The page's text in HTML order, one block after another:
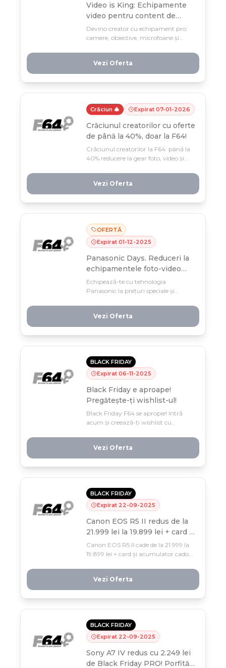
Video is King: Echipamente
video pentru content de
calitate cu până la -40% 🏷️
Devino creator cu echipament pro:
camere, obiective, microfoane și
trebuie pentru videoclipuri de
calitate!
Vezi Oferta
Crăciun 🎄 Expirat 07-01-2026
Crăciunul creatorilor cu oferte
de până la 40%, doar la F64!
Crăciunul creatorilor la F64: până la
40% reducere la gear foto, video și
pasionații de creație, chiar și sub 200
lei.
Vezi Oferta
OFERTĂ
Expirat 01-12-2025
Panasonic Days. Reduceri la
echipamentele foto-video
Panasonic
Echipează-te cu tehnologia
Panasonic la prețuri speciale și
până pe 2 decembrie – aparate foto,
obiective și accesorii cu reduceri
limitate care nu trebuie ratate!
Vezi Oferta
BLACK FRIDAY
Expirat 06-11-2025
Black Friday e aproape!
Pregătește-ți wishlist-ul!
Black Friday F64 se apropie! Intră
acum și creează-ți wishlist cu
noiembrie, descoperă ofertele care vor
face furori și pregătește-ți
cumpărăturile ideale.
Vezi Oferta
BLACK FRIDAY
Expirat 22-09-2025
Canon EOS R5 II redus de la
21.999 lei la 19.899 lei + card și
acumulator cadou, de Black
Friday PRO!
Canon EOS R5 II cade de la 21.999 la
19.899 lei + card și acumulator cadou
fotografiei capătă 2.100 lei reducere și
dotări complete pentru sesiuni
intense. ⏳
Vezi Oferta
BLACK FRIDAY
Expirat 22-09-2025
Sony A7 IV redus cu 2.249 lei
de Black Friday PRO! Porfită